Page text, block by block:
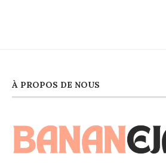
À PROPOS DE NOUS